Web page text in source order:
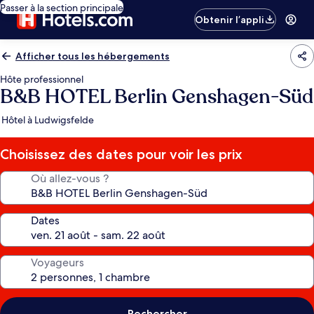
Passer à la section principale
Obtenir l’appli
Afficher tous les hébergements
Hôte professionnel
B&B HOTEL Berlin Genshagen-Süd
Hôtel à Ludwigsfelde
Choisissez des dates pour voir les prix
Où allez-vous ?
Dates
Voyageurs